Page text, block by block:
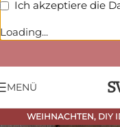
Ich akzeptiere die
Loading...
MENÜ
WEIHNACHTEN, DIY